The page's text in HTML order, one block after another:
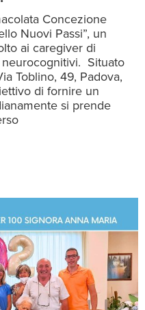
Concezione
Nuovi Passi”, un
ai caregiver di
Situato
Toblino, 49, Padova,
di fornire un
si prende